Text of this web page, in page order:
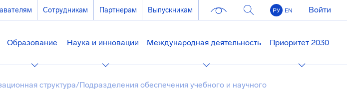
Сотрудникам Партнерам Выпускникам РУ EN Войти
Образование Наука и инновации Международная деятельность Приоритет 2030
структура/Подразделения обеспечения учебного и научного